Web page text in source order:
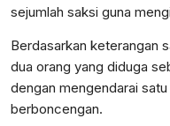
sejumlah saksi guna
Berdasarkan keterangan
dua orang yang diduga
dengan mengendarai
berboncengan.